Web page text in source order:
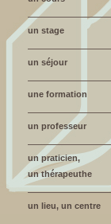
un stage
un séjour
une formation
un professeur
un praticien,
un thérapeuthe
un lieu, un centre